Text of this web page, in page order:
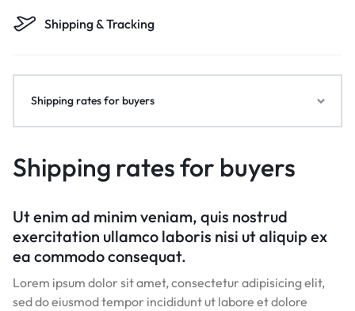
Shipping & Tracking
Shipping rates for buyers
Ut enim ad minim veniam, quis nostrud
exercitation ullamco laboris nisi ut aliquip ex
ea commodo consequat.
Lorem ipsum dolor sit amet, consectetur adipisicing elit,
sed do eiusmod tempor incididunt ut labore et dolore
Shipping rates for buyers